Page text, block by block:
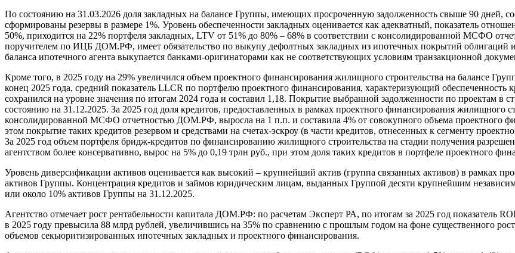
По состоянию на 31.03.2026 доля закладных на балансе Группы, имеющих просроченную задолженность свыше 90 дней,
сформированы резервы в размере 1%. Уровень обеспеченности закладных оценивается как адекватный, показатель
50%, приходится на 22% портфеля закладных, LTV от 51% до 80% – 68% в соответствии с консолидированной МСФО
поручителем по ИЦБ ДОМ.РФ, имеет обязательство по выкупу дефолтных закладных из ипотечных покрытий облигаций
баланса ипотечного агента выкупается банками-оригинаторами как не соответствующих условиям транзакционной
Кроме того, в 2025 году на 29% увеличился объем проектного финансирования жилищного строительства на балансе
конец 2025 года, средний показатель LLCR по портфелю проектного финансирования, характеризующий
сохранился на уровне значения по итогам 2024 года и составил 1,18. Покрытие выбранной задолженности по проектам в
состоянию на 31.12.2025. За 2025 год доля кредитов, предоставленных в рамках проектного финансирования жилищного
консолидированной МСФО отчетностью ДОМ.РФ, выросла на 1 п.п. и составила 4% от совокупного объема проектного
этом покрытие таких кредитов резервом и средствами на счетах-эскроу (в части кредитов, отнесенных к сегменту
За 2025 год объем портфеля бридж-кредитов по финансированию жилищного строительства на стадии получения
агентством более консервативно, вырос на 5% до 0,19 трлн руб., при этом доля таких кредитов в портфеле проектного
Уровень диверсификации активов оценивается как высокий – крупнейший актив (группа связанных активов) в рамках
активов Группы. Концентрация кредитов и займов юридическим лицам, выданных Группой десяти крупнейшим
или около 10% активов Группы на 31.12.2025.
Агентство отмечает рост рентабельности капитала ДОМ.РФ: по расчетам Эксперт РА, по итогам за 2025 год показатель
в 2025 году превысила 88 млрд рублей, увеличившись на 35% по сравнению с прошлым годом на фоне существенного
объемов секьюритизированных ипотечных закладных и проектного финансирования.